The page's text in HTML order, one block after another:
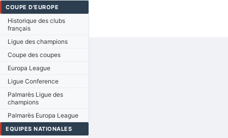
COUPE D'EUROPE
Historique des clubs
français
Ligue des champions
Coupe des coupes
Europa League
Ligue Conference
Palmarès Ligue des
champions
Palmarès Europa League
EQUIPES NATIONALES